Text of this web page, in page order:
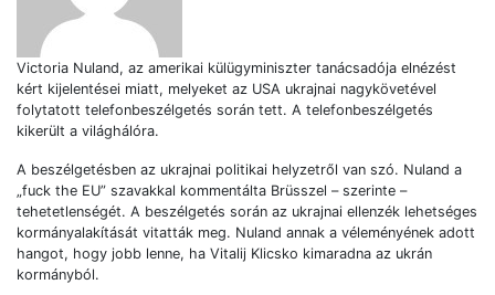
Victoria Nuland, az amerikai külügyminiszter tanácsadója elnézést
kért kijelentései miatt, melyeket az USA ukrajnai nagykövetével
folytatott telefonbeszélgetés során tett. A telefonbeszélgetés
kikerült a világhálóra.
A beszélgetésben az ukrajnai politikai helyzetről van szó. Nuland a
„fuck the EU” szavakkal kommentálta Brüsszel – szerinte –
tehetetlenségét. A beszélgetés során az ukrajnai ellenzék lehetséges
kormányalakítását vitatták meg. Nuland annak a véleményének adott
hangot, hogy jobb lenne, ha Vitalij Klicsko kimaradna az ukrán
kormányból.